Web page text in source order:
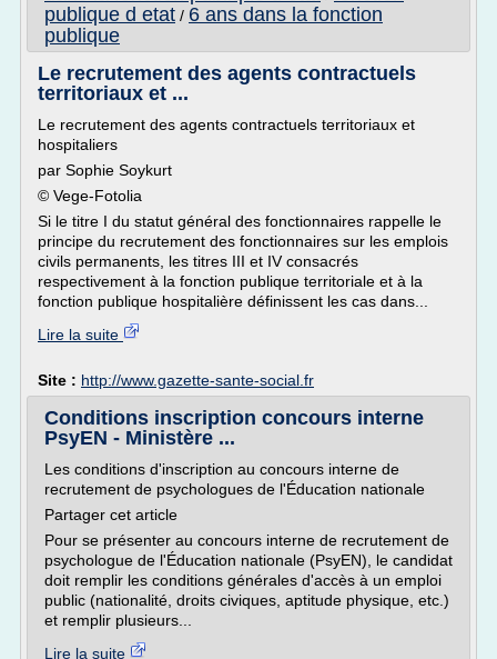
publique d etat / 6 ans dans la fonction
publique
Le recrutement des agents contractuels
territoriaux et ...
Le recrutement des agents contractuels territoriaux et
hospitaliers
par Sophie Soykurt
© Vege-Fotolia
Si le titre I du statut général des fonctionnaires rappelle le
principe du recrutement des fonctionnaires sur les emplois
civils permanents, les titres III et IV consacrés
respectivement à la fonction publique territoriale et à la
fonction publique hospitalière définissent les cas dans...
Lire la suite
Site : http://www.gazette-sante-social.fr
Conditions inscription concours interne
PsyEN - Ministère ...
Les conditions d'inscription au concours interne de
recrutement de psychologues de l'Éducation nationale
Partager cet article
Pour se présenter au concours interne de recrutement de
psychologue de l'Éducation nationale (PsyEN), le candidat
doit remplir les conditions générales d'accès à un emploi
public (nationalité, droits civiques, aptitude physique, etc.)
et remplir plusieurs...
Lire la suite